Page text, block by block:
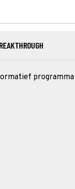
programma